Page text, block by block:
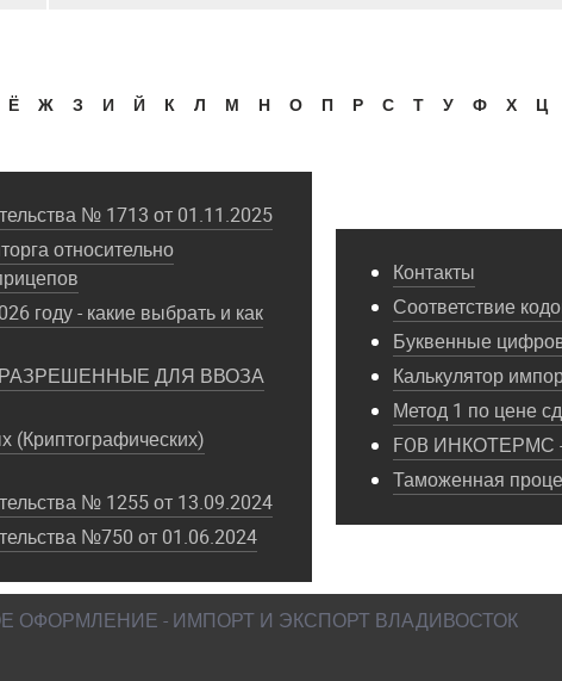
Ё Ж З И Й К Л М Н О П Р С Т У Ф Х Ц
№ 1713 от 01.11.2025
относительно
году - какие выбрать и как
ДЛЯ ВВОЗА
№ 1255 от 13.09.2024
№750 от 01.06.2024
Контакты
Соответствие
Буквенные
Калькулятор
Метод 1 по цене
FOB ИНКОТЕРМС
Таможенная
ОФОРМЛЕНИЕ - ИМПОРТ И ЭКСПОРТ ВЛАДИВОСТОК